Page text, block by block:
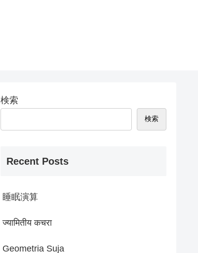
検索
検索
Recent Posts
睡眠演算
ज्यामितीय कचरा
Geometria Suja